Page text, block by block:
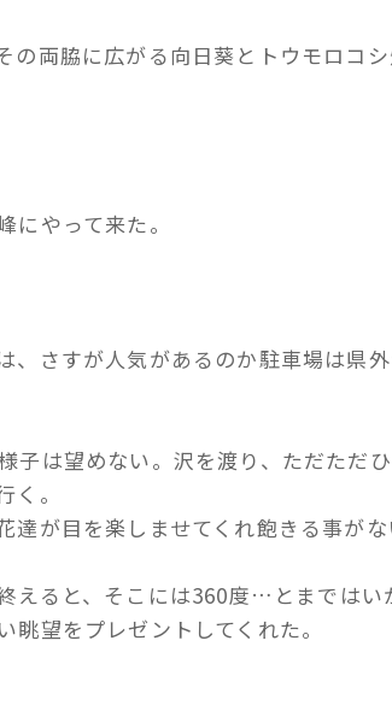
の両脇に広がる向日葵とトウモロコ
やって来た。
、さすが人気があるのか駐車場は県
は望めない。沢を渡り、ただただ
。
が目を楽しませてくれ飽きる事がな
えると、そこには360度…とまではい
望をプレゼントしてくれた。